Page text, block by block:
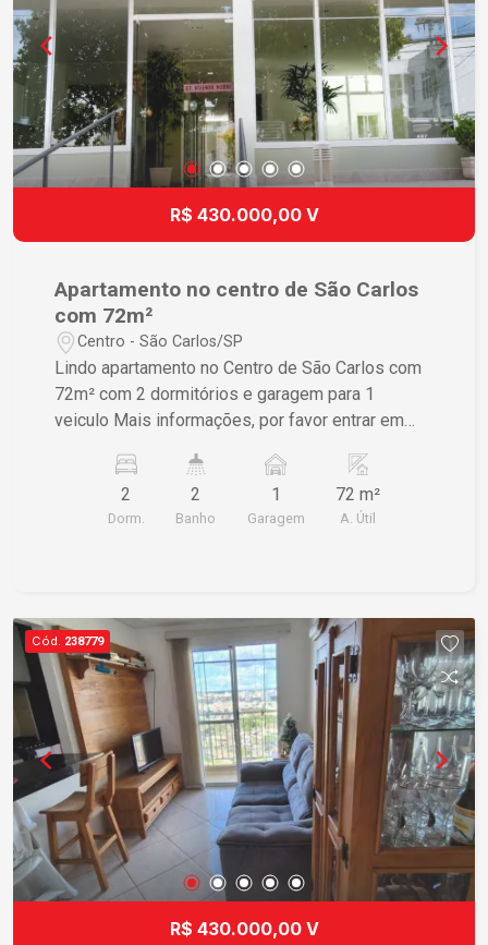
R$ 430.000,00 V
Apartamento no centro de São Carlos
com 72m²
Centro - São Carlos/SP
Lindo apartamento no Centro de São Carlos com
72m² com 2 dormitórios e garagem para 1
veiculo Mais informações, por favor entrar em
2
Dorm.
2
Banho
1
Garagem
72 m²
A. Útil
Cód. 238779
R$ 430.000,00 V